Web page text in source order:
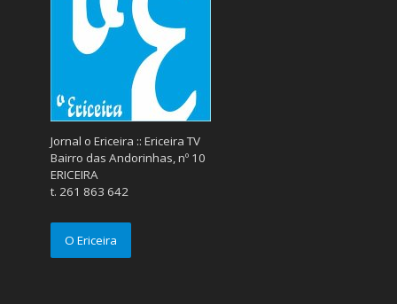
Jornal o Ericeira :: Ericeira TV
Bairro das Andorinhas, nº 10
ERICEIRA
t. 261 863 642
O Ericeira